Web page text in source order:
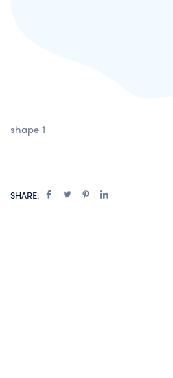
shape 1
SHARE: